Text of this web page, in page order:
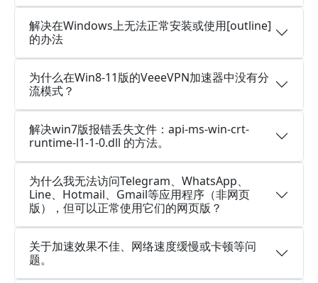
解决在Windows上无法正常安装或使用[outline]
的办法
为什么在Win8-11版的VeeeVPN加速器中没有分
流模式？
解决win7版报错丢失文件：api-ms-win-crt-
runtime-l1-1-0.dll 的方法。
为什么我无法访问Telegram、WhatsApp、
Line、Hotmail、Gmail等应用程序（非网页
版），但可以正常使用它们的网页版？
关于加速效果不佳、网络速度缓慢或卡顿等问
题。